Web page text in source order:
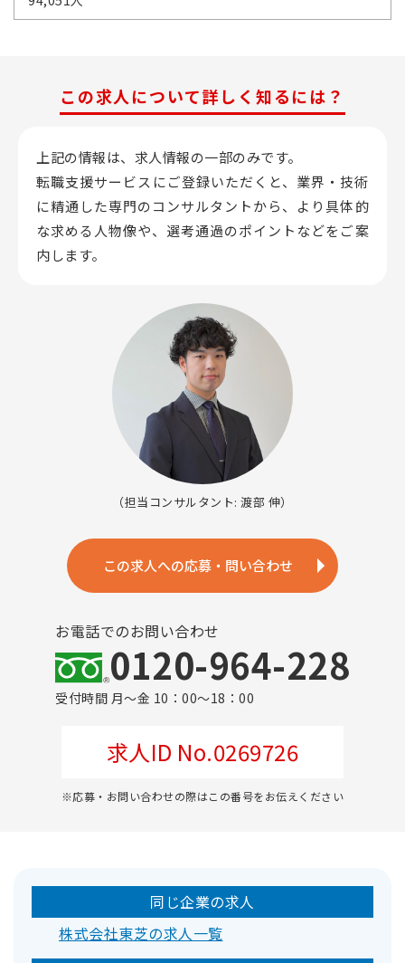
この求人について詳しく知るには？
上記の情報は、求人情報の一部のみです。
転職支援サービスにご登録いただくと、業界・技術
に精通した専門のコンサルタントから、 より具体的
な求める人物像や、選考通過のポイントなどをご案
内します。
（担当コンサルタント: 渡部 伸）
この求人への応募・問い合わせ
お電話でのお問い合わせ
0120-964-228
受付時間 月～金 10：00～18：00
求人ID No.0269726
※応募・お問い合わせの際はこの番号をお伝えください
同じ企業の求人
株式会社東芝の求人一覧